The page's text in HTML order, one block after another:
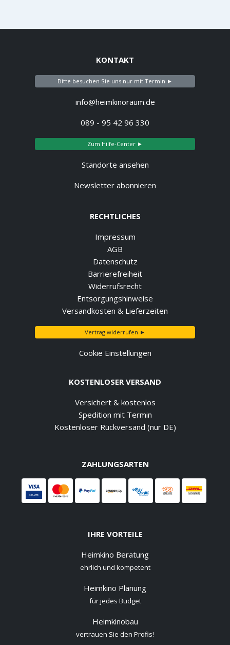
KONTAKT
Bitte besuchen Sie uns nur mit Termin ►
info@heimkinoraum.de
089 - 95 42 96 330
Zum Hilfe-Center ►
Standorte ansehen
Newsletter abonnieren
RECHTLICHES
Impressum
AGB
Datenschutz
Barrierefreiheit
Widerrufsrecht
Entsorgungshinweise
Versandkosten & Lieferzeiten
Vertrag widerrufen ►
Cookie Einstellungen
KOSTENLOSER VERSAND
Versichert & kostenlos
Spedition mit Termin
Kostenloser Rückversand (nur DE)
ZAHLUNGSARTEN
IHRE VORTEILE
Heimkino Beratung
ehrlich und kompetent
Heimkino Planung
für jedes Budget
Heimkinobau
vertrauen Sie den Profis!